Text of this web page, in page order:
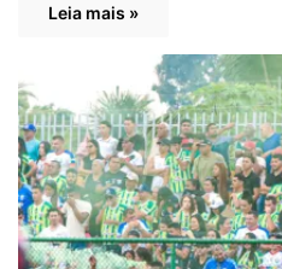
Leia mais »